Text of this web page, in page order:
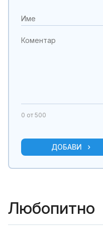
0 от 500
ДОБАВИ
Любопитно